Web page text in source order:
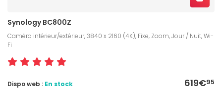
Synology BC800Z
Caméra intérieur/extérieur, 3840 x 2160 (4K), Fixe, Zoom, Jour / Nuit, Wi-
Fi
619€95
Dispo web : En stock